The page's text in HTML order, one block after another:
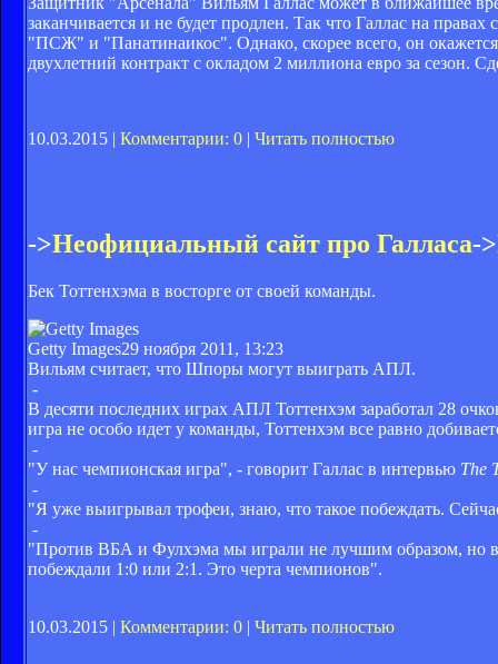
заканчивается и не будет продлен. Так что Галлас на
"ПСЖ" и "Панатинаикос". Однако, скорее всего, он
двухлетний контракт с окладом 2 миллиона евро за сезон.
10.03.2015 | Комментарии: 0 | Читать полностью
->Неофициальный сайт про Галласа->
Бек Тоттенхэма в восторге от своей команды.
Getty Images29 ноября 2011, 13:23
Вильям считает, что Шпоры могут выиграть АПЛ.
-
В десяти последних играх АПЛ Тоттенхэм заработал 28
игра не особо идет у команды, Тоттенхэм все равно
-
"У нас чемпионская игра", - говорит Галлас в интервью The
-
"Я уже выигрывал трофеи, знаю, что такое побеждать.
-
"Против ВБА и Фулхэма мы играли не лучшим образом, но
побеждали 1:0 или 2:1. Это черта чемпионов".
10.03.2015 | Комментарии: 0 | Читать полностью